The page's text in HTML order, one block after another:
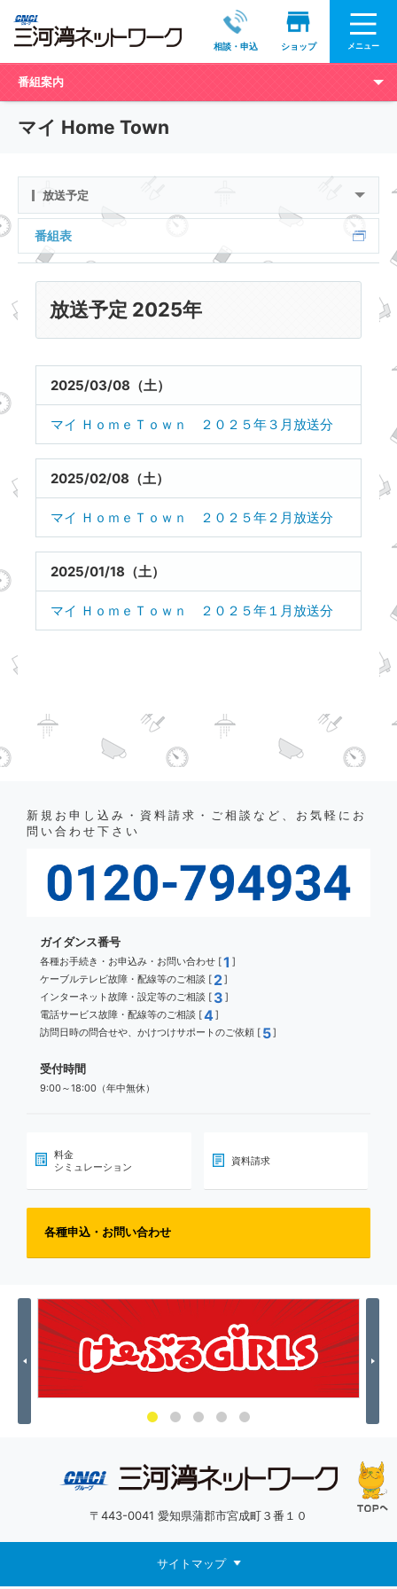
相談・申込 ショップ メニュー
番組案内
マイ Home Town
放送予定
番組表
放送予定 2025年
2025/03/08（土）
マイ ＨｏｍｅＴｏｗｎ ２０２５年３月放送分
2025/02/08（土）
マイ ＨｏｍｅＴｏｗｎ ２０２５年２月放送分
2025/01/18（土）
マイ ＨｏｍｅＴｏｗｎ ２０２５年１月放送分
新規お申し込み・資料請求・ご相談など、お気軽にお
問い合わせ下さい
ガイダンス番号
各種お手続き・お申込み・お問い合わせ [1 ]
ケーブルテレビ故障・配線等のご相談 [ 2]
インターネット故障・設定等のご相談 [ 3 ]
電話サービス故障・配線等のご相談 [4]
訪問日時の問合せや、かけつけサポートのご依頼 [ 5]
受付時間
9:00～18:00（年中無休）
料金
シミュレーション
資料請求
各種申込・お問い合わせ
Previous Next
〒443-0041 愛知県蒲郡市宮成町３番１０
サイトマップ